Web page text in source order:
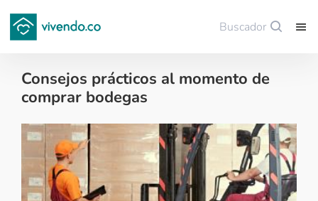
Buscador
Consejos prácticos al momento de
comprar bodegas
Decoración - 2018-06-23
Guardar